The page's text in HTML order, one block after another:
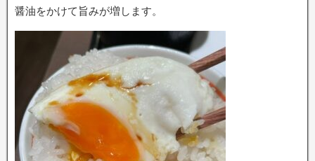
醤油をかけて旨みが増します。